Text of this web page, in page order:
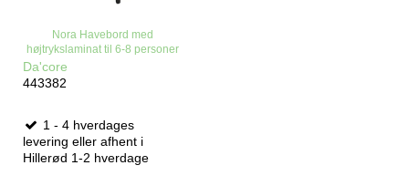
Nora Havebord med
højtrykslaminat til 6-8 personer
Da'core
443382
1 - 4 hverdages
levering eller afhent i
Hillerød 1-2 hverdage